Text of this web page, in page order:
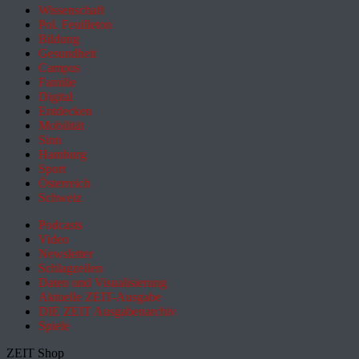
Wissenschaft
Pol. Feuilleton
Bildung
Gesundheit
Campus
Familie
Digital
Entdecken
Mobilität
Sinn
Hamburg
Sport
Österreich
Schweiz
Podcasts
Video
Newsletter
Schlagzeilen
Daten und Visualisierung
Aktuelle ZEIT-Ausgabe
DIE ZEIT Ausgabenarchiv
Spiele
ZEIT Shop